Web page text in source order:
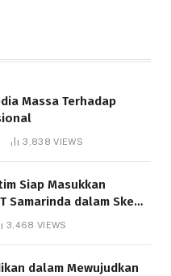
Massa Terhadap
3,838VIEWS
Siap Masukkan
Samarinda dalam Skema
Gratispol
3,468 VIEWS
dalam Mewujudkan